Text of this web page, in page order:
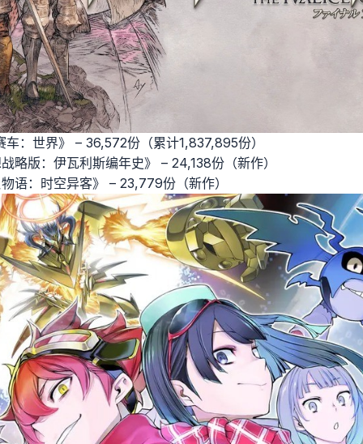
：世界》 – 36,572份（累计1,837,895份）
略版：伊瓦利斯编年史》 – 24,138份（新作）
语：时空异客》 – 23,779份（新作）